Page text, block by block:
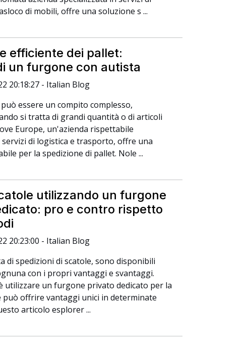
di mobili, offre una soluzione s ...
efficiente dei pallet:
un furgone con autista
20:18:27 - Italian Blog
essere un compito complesso,
si tratta di grandi quantità o di articoli
Europe, un'azienda rispettabile
servizi di logistica e trasporto, offre una
per la spedizione di pallet. Nole ...
utilizzando un furgone
pro e contro rispetto
20:23:00 - Italian Blog
di spedizioni di scatole, sono disponibili
con i propri vantaggi e svantaggi.
utilizzare un furgone privato dedicato per la
può offrire vantaggi unici in determinate
articolo esplorer ...